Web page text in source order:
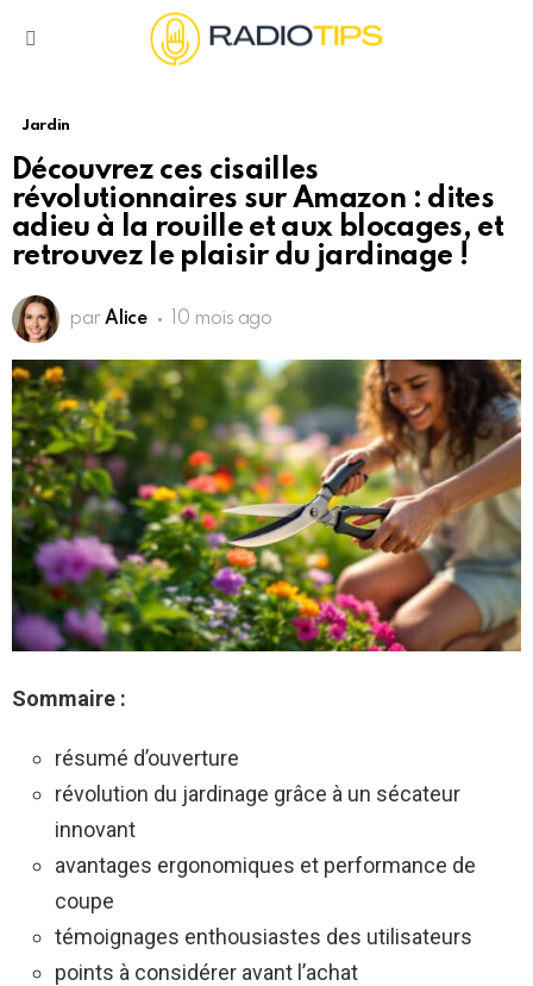
Jardin
Découvrez ces cisailles
révolutionnaires sur Amazon : dites
adieu à la rouille et aux blocages, et
retrouvez le plaisir du jardinage !
par Alice 10 mois ago
Sommaire :
résumé d’ouverture
révolution du jardinage grâce à un sécateur
innovant
avantages ergonomiques et performance de
coupe
témoignages enthousiastes des utilisateurs
points à considérer avant l’achat